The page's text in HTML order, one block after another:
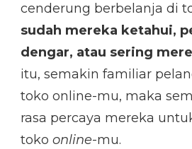
cenderung berbelanja di
sudah mereka ketahui,
dengar, atau sering
itu, semakin familiar
toko online-mu, maka
rasa percaya mereka
toko online-mu.